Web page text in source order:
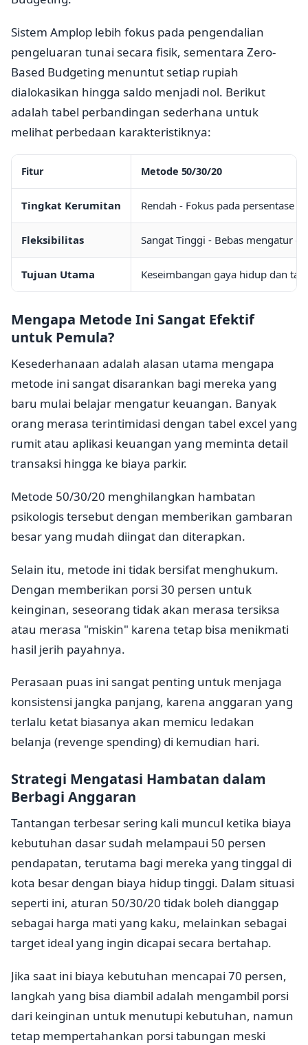
Sistem Amplop lebih fokus pada pengendalian
pengeluaran tunai secara fisik, sementara Zero-
Based Budgeting menuntut setiap rupiah
dialokasikan hingga saldo menjadi nol. Berikut
adalah tabel perbandingan sederhana untuk
melihat perbedaan karakteristiknya:
Fitur Metode 50/30/20
Tingkat Kerumitan Rendah - Fokus pada persentase
Fleksibilitas Sangat Tinggi - Bebas mengatur
Tujuan Utama Keseimbangan gaya hidup dan
Mengapa Metode Ini Sangat Efektif
untuk Pemula?
Kesederhanaan adalah alasan utama mengapa
metode ini sangat disarankan bagi mereka yang
baru mulai belajar mengatur keuangan. Banyak
orang merasa terintimidasi dengan tabel excel yang
rumit atau aplikasi keuangan yang meminta detail
transaksi hingga ke biaya parkir.
Metode 50/30/20 menghilangkan hambatan
psikologis tersebut dengan memberikan gambaran
besar yang mudah diingat dan diterapkan.
Selain itu, metode ini tidak bersifat menghukum.
Dengan memberikan porsi 30 persen untuk
keinginan, seseorang tidak akan merasa tersiksa
atau merasa "miskin" karena tetap bisa menikmati
hasil jerih payahnya.
Perasaan puas ini sangat penting untuk menjaga
konsistensi jangka panjang, karena anggaran yang
terlalu ketat biasanya akan memicu ledakan
belanja (revenge spending) di kemudian hari.
Strategi Mengatasi Hambatan dalam
Berbagi Anggaran
Tantangan terbesar sering kali muncul ketika biaya
kebutuhan dasar sudah melampaui 50 persen
pendapatan, terutama bagi mereka yang tinggal di
kota besar dengan biaya hidup tinggi. Dalam situasi
seperti ini, aturan 50/30/20 tidak boleh dianggap
sebagai harga mati yang kaku, melainkan sebagai
target ideal yang ingin dicapai secara bertahap.
Jika saat ini biaya kebutuhan mencapai 70 persen,
langkah yang bisa diambil adalah mengambil porsi
dari keinginan untuk menutupi kebutuhan, namun
tetap mempertahankan porsi tabungan meski